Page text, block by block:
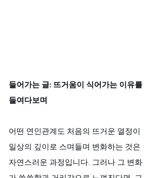
들어가는 글: 뜨거움이 식어가는 이유를
들여다보며
어떤 연인관계도 처음의 뜨거운 열정이
일상의 깊이로 스며들며 변화하는 것은
자연스러운 과정입니다. 그러나 그 변화